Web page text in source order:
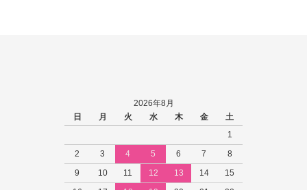
2026年8月
日
月 火 水 木 金
土
1
2
3 4 5 6 7
8
9
10 11 12 13 14
15